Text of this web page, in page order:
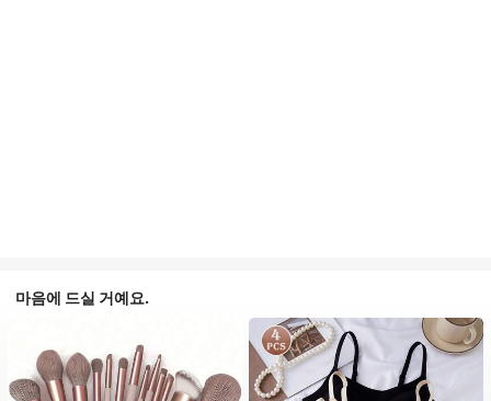
마음에 드실 거예요.